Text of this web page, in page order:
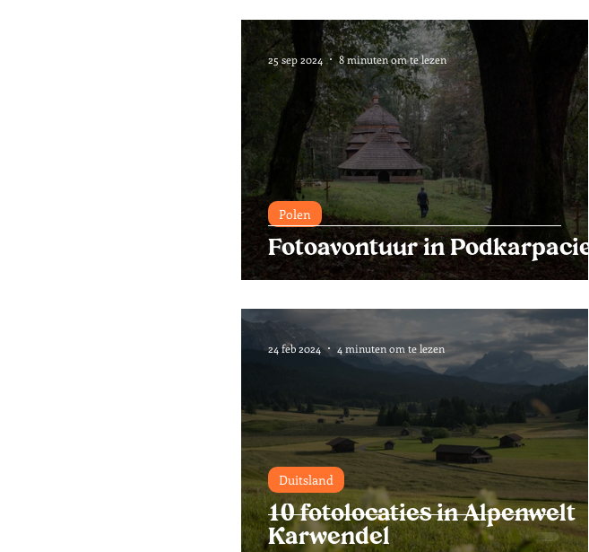
Fotoavontuur in Podkarpacie
Polen
25 sep 2024 8 minuten om te lezen
10 fotolocaties in Alpenwelt
Karwendel
Duitsland
24 feb 2024 4 minuten om te lezen